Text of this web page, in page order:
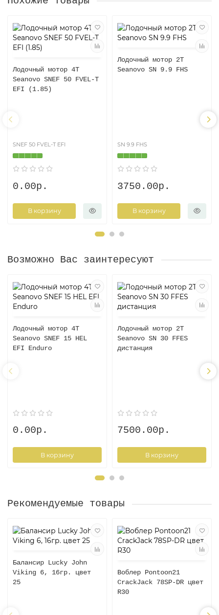
Лодочный мотор 4T
Seanovo SNEF 50 FVEL-T
EFI (1.85)
SNEF 50 FVEL-T EFI
0.00р.
В корзину
Лодочный мотор 2T
Seanovo SN 9.9 FHS
SN 9.9 FHS
3750.00р.
В корзину
Возможно Вас заинтересуют
Лодочный мотор 4T
Seanovo SNEF 15 HEL
EFI Enduro
0.00р.
В корзину
Лодочный мотор 2T
Seanovo SN 30 FFES
дистанция
7500.00р.
В корзину
Рекомендуемые товары
Балансир Lucky John
Viking 6, 16гр. цвет
25
Воблер Pontoon21
CrackJack 78SP-DR цвет
R30